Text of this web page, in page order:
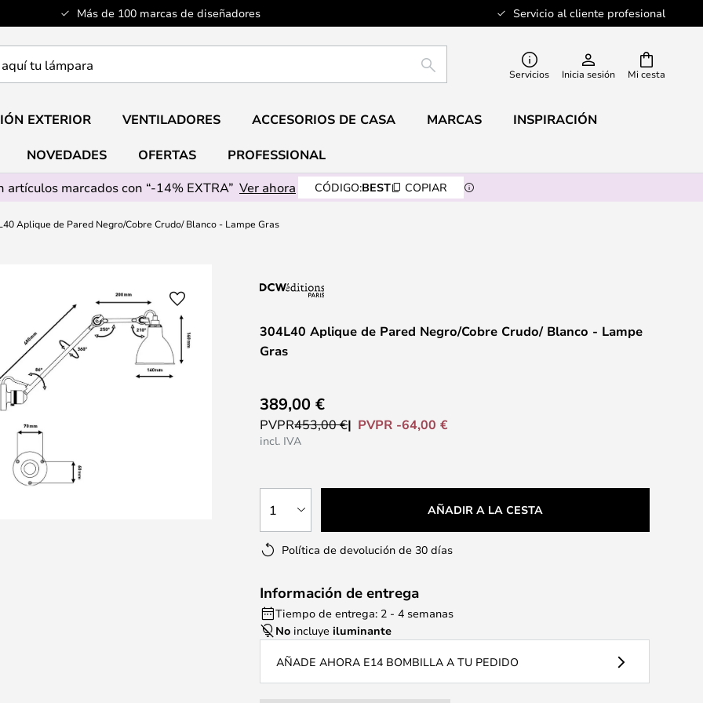
Más de 100 marcas de diseñadores Servicio al cliente profesional
Mi cesta
BUSCAR Servicios Inicia sesión
EXTERIOR VENTILADORES ACCESORIOS DE CASA MARCAS INSPIRACIÓN
NOVEDADES OFERTAS
PROFESSIONAL
artículos marcados con “-14% EXTRA” Ver ahora CÓDIGO:BEST COPIAR
Aplique de Pared Negro/Cobre Crudo/ Blanco - Lampe Gras
304L40 Aplique de Pared Negro/Cobre Crudo/ Blanco - Lampe
Gras
389,00 €
PVPR453,00 € PVPR -64,00 €
incl. IVA
1 AÑADIR A LA CESTA
Política de devolución de 30 días
Información de entrega
Tiempo de entrega: 2 - 4 semanas
No incluyeiluminante
AÑADE AHORA E14 BOMBILLA A TU PEDIDO